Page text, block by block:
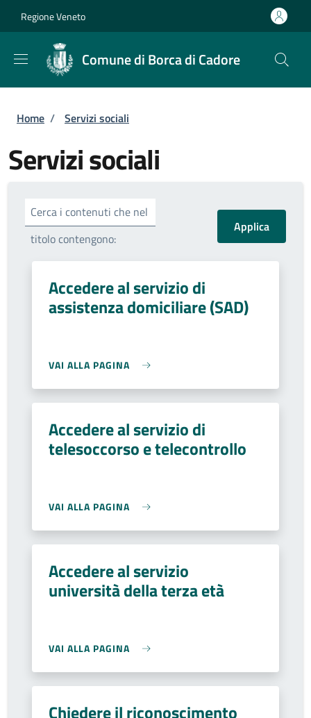
Regione Veneto
Comune di Borca di Cadore
Briciole di pane
Home / Servizi sociali
Servizi sociali
Cerca i contenuti che nel
titolo contengono:
Accedere al servizio di
assistenza domiciliare (SAD)
VAI ALLA PAGINA
Accedere al servizio di
telesoccorso e telecontrollo
VAI ALLA PAGINA
Accedere al servizio
università della terza età
VAI ALLA PAGINA
Chiedere il riconoscimento